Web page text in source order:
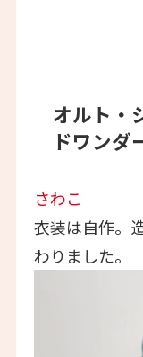
オルト・
ドワンダ
さわこ
衣装は自作。
わりました。